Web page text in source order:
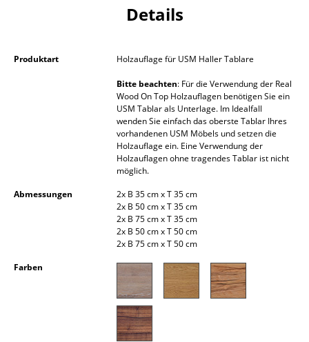
... alle Aufbewahrungsmöbel
Hängeleuchten & Deckenleuchten
Tischleuchten
Schreibtischleuchten
Stehleuchten & Leseleuchten
Bodenleuchten
Outdoor-Leuchten
Details
Produktart Holzauflage für USM Haller Tablare
Bitte beachten: Für die Verwendung der Real
Wood On Top Holzauflagen benötigen Sie ein
USM Tablar als Unterlage. Im Idealfall
wenden Sie einfach das oberste Tablar Ihres
vorhandenen USM Möbels und setzen die
Holzauflage ein. Eine Verwendung der
Holzauflagen ohne tragendes Tablar ist nicht
möglich.
Abmessungen
2x B 35 cm x T 35 cm
2x B 50 cm x T 35 cm
2x B 75 cm x T 35 cm
2x B 50 cm x T 50 cm
2x B 75 cm x T 50 cm
Farben